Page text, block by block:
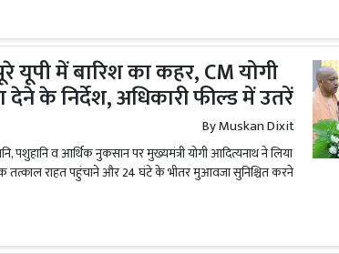
यूपी में बारिश का कहर, CM योगी
के निर्देश, अधिकारी फील्ड में उतरें
ByMuskan Dixit
पशुहानि व आर्थिक नुकसान पर मुख्यमंत्री योगी आदित्यनाथ ने लिया
तक तत्काल राहत पहुंचाने और 24 घंटे के भीतर मुआवजा सुनिश्चित करने